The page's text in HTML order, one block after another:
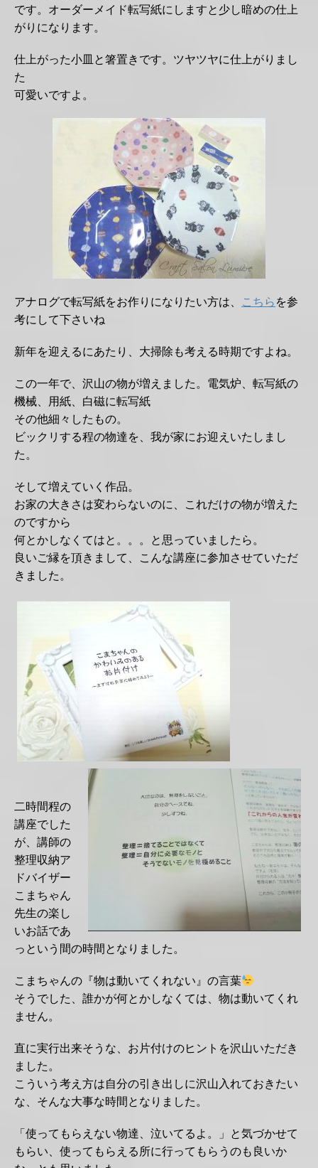
です。オーダーメイド転写紙にしますと少し暗めの仕上
がりになります。
仕上がった小皿と箸置きです。ツヤツヤに仕上がりまし
た
可愛いですよ。
アナログで転写紙をお作りになりたい方は、 こちら を参
考にして下さいね
新年を迎えるにあたり、大掃除も考える時期ですよね。
この一年で、沢山の物が増えました。電気炉、転写紙の
機械、用紙、白磁に転写紙
その他細々したもの。
ビックリする程の物達を、我が家にお迎えいたしまし
た。
そして増えていく作品。
お家の大きさは変わらないのに、これだけの物が増えた
のですから
何とかしなくてはと。。。と思っていましたら。
良いご縁を頂きまして、こんな講座に参加させていただ
きました。
二時間程の
講座でした
が、講師の
整理収納ア
ドバイザー
こまちゃん
先生の楽し
いお話であ
っという間の時間となりました。
こまちゃんの『物は動いてくれない』の言葉
そうでした、誰かが何とかしなくては、物は動いてくれ
ません。
直に実行出来そうな、お片付けのヒントを沢山いただき
ました。
こういう考え方は自分の引き出しに沢山入れておきたい
な、そんな大事な時間となりました。
「使ってもらえない物達、泣いてるよ。」と気づかせて
もらい、使ってもらえる所に行ってもらうのも良いか